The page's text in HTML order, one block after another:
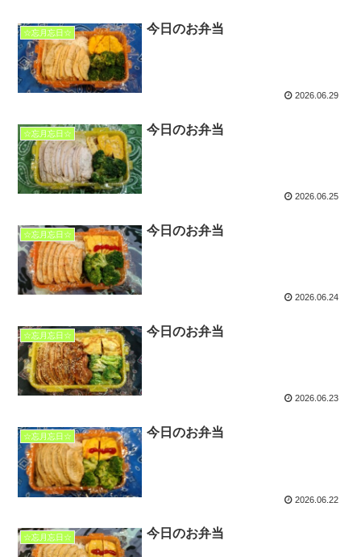
☆忘月忘日☆ 今日のお弁当
2026.06.29
☆忘月忘日☆ 今日のお弁当
2026.06.25
☆忘月忘日☆ 今日のお弁当
2026.06.24
☆忘月忘日☆ 今日のお弁当
2026.06.23
☆忘月忘日☆ 今日のお弁当
2026.06.22
☆忘月忘日☆ 今日のお弁当